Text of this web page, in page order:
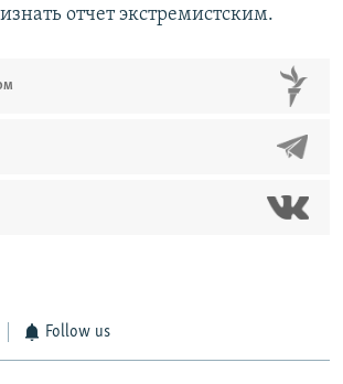
отчет экстремистским.
Follow us